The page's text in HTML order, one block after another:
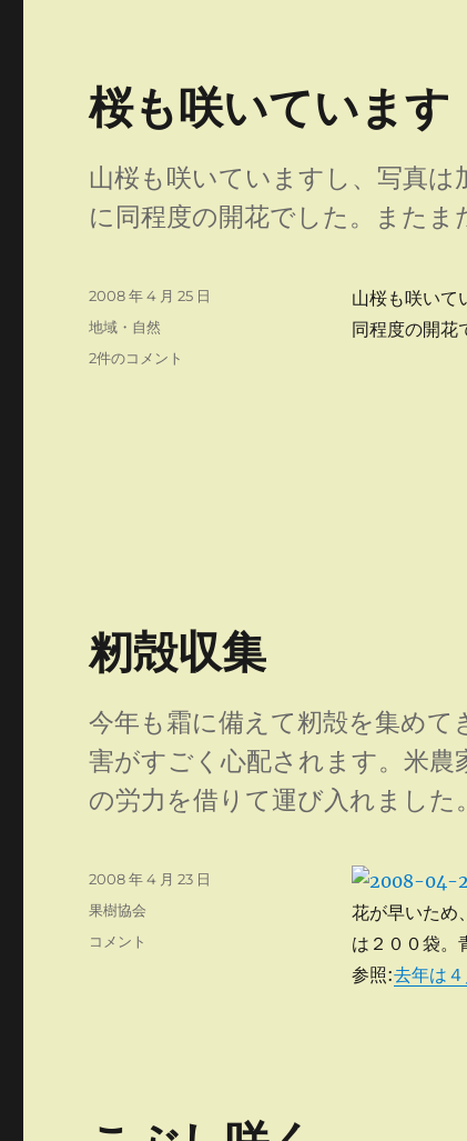
桜も咲いています
山桜も咲いていますし、写真
に同程度の開花でした。またま
山桜も咲いて
同程度の開花
投
稿
2008 年 4 月 25 日
カ
テ
地域・自然
桜
2件のコメント
籾殻収集
今年も霜に備えて籾殻を集め
害がすごく心配されます。米
の労力を借りて運び入れました
花が早いため
は２００袋。
参照:去年は
投
稿
2008 年 4 月 23 日
カ
果樹協会
籾
コメント